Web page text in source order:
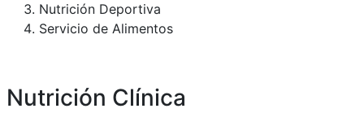
Nutrición Deportiva
Servicio de Alimentos
Nutrición Clínica